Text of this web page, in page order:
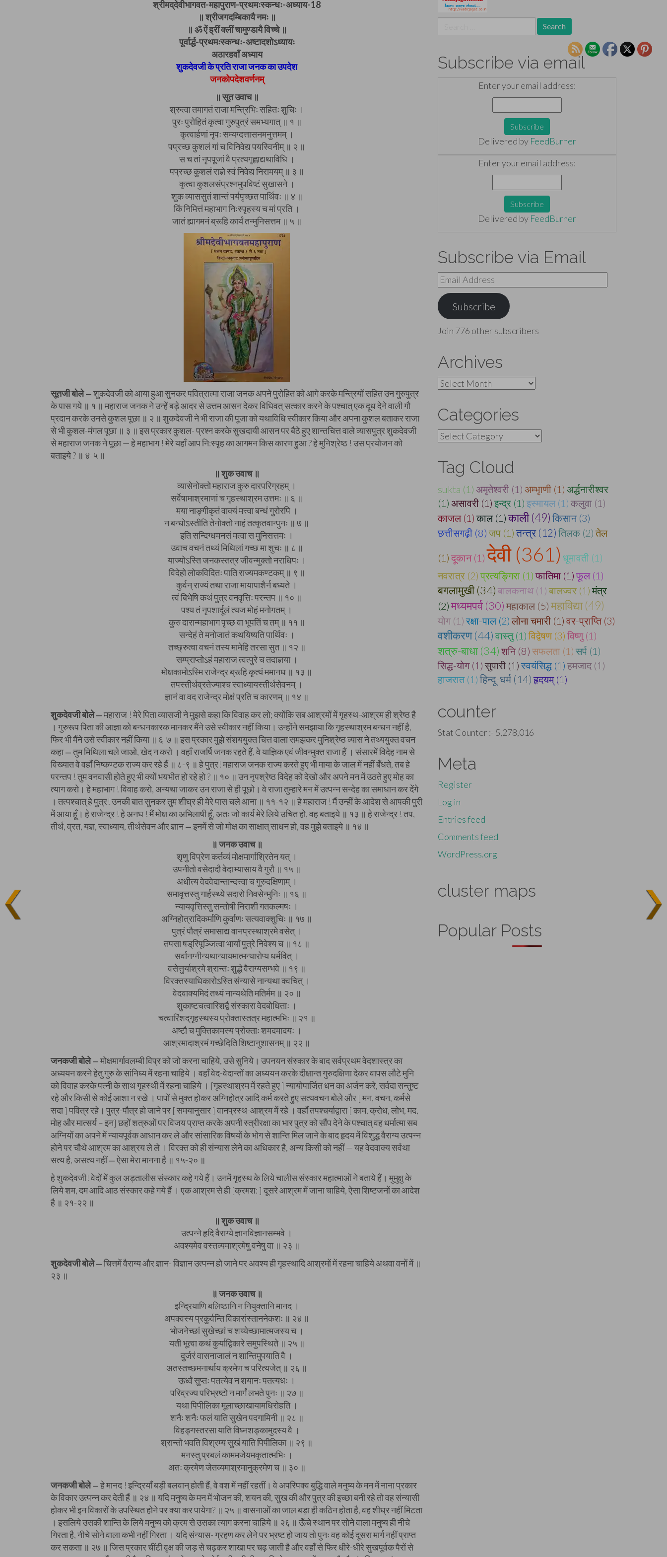
श्रीमद्‌देवीभागवत-महापुराण-प्रथमःस्कन्धः-अध्याय-18
॥ श्रीजगदम्बिकायै नमः ॥
॥ ॐ ऐं ह्रीं क्लीं चामुण्डायै विच्चे ॥
पूर्वार्द्ध-प्रथमःस्कन्धः-अष्टादशोऽध्यायः
अठारहवाँ अध्याय
शुकदेवजी के प्रति राजा जनक का उपदेश
जनकोपदेशवर्णनम्
॥ सूत उवाच ॥
श्रुत्वा तमागतं राजा मन्त्रिभिः सहितः शुचिः ।
पुरः पुरोहितं कृत्वा गुरुपुत्रं समभ्यगात् ॥ १ ॥
कृत्वार्हणां नृपः सम्यग्दत्तासनमनुत्तमम् ।
पप्रच्छ कुशलं गां च विनिवेद्य पयस्विनीम् ॥ २ ॥
स च तां नृपपूजां वै प्रत्यगृह्णाद्यथाविधि ।
पप्रच्छ कुशलं राज्ञे स्वं निवेद्य निरामयम् ॥ ३ ॥
कृत्वा कुशलसंप्रश्नमुपविष्टं सुखासने ।
शुक व्याससुतं शान्तं पर्यपृच्छत पार्थिवः ॥ ४ ॥
किं निमित्तं महाभाग निःस्पृहस्य च मां प्रति ।
जातं ह्यागमनं ब्रूहि कार्यं तन्मुनिसत्तम ॥ ५ ॥
सूतजी बोले— शुकदेवजी को आया हुआ सुनकर पवित्रात्मा राजा जनक अपने पुरोहित को आगे करके मन्त्रियों सहित उन गुरुपुत्र
के पास गये ॥ १ ॥ महाराज जनक ने उन्हें बड़े आदर से उत्तम आसन देकर विधिवत् सत्कार करने के पश्चात् एक दूध देने वाली गौ
प्रदान करके उनसे कुशल पूछा ॥ २ ॥ शुकदेवजी ने भी राजा की पूजा को यथाविधि स्वीकार किया और अपना कुशल बताकर राजा
से भी कुशल-मंगल पूछा ॥ ३ ॥ इस प्रकार कुशल- प्रश्न करके सुखदायी आसन पर बैठे हुए शान्तचित्त वाले व्यासपुत्र शुकदेवजी
से महाराज जनक ने पूछा — हे महाभाग ! मेरे यहाँ आप नि:स्पृह का आगमन किस कारण हुआ ? हे मुनिश्रेष्ठ ! उस प्रयोजन को
बताइये ? ॥ ४-५ ॥
॥ शुक उवाच ॥
व्यासेनोक्तो महाराज कुरु दारपरिग्रहम् ।
सर्वेषामाश्रमाणां च गृहस्थाश्रम उत्तमः ॥ ६ ॥
मया नाङ्गीकृतं वाक्यं मत्त्वा बन्धं गुरोरपि ।
न बन्धोऽस्तीति तेनोक्तो नाहं तत्कृतवान्पुनः ॥ ७ ॥
इति सन्दिग्धमनसं मत्वा स मुनिसत्तमः ।
उवाच वचनं तथ्यं मिथिलां गच्छ मा शुचः ॥ ८ ॥
याज्योऽस्ति जनकस्तत्र जीवन्मुक्तो नराधिपः ।
विदेहो लोकविदितः पाति राज्यमकण्टकम् ॥ ९ ॥
कुर्वन् राज्यं तथा राजा मायापाशैर्न बध्यते ।
त्वं बिभेषि कथं पुत्र वनवृत्तिः परन्तप ॥ १० ॥
पश्य तं नृपशार्दूलं त्यज मोहं मनोगतम् ।
कुरु दारान्महाभाग पृच्छ वा भूपतिं च तम् ॥ ११ ॥
सन्देहं ते मनोजातं कथयिष्यति पार्थिवः ।
तच्छ्रुत्वा वचनं तस्य मामेहि तरसा सुत ॥ १२ ॥
सम्प्राप्तोऽहं महाराज त्वत्पुरे च तदाज्ञया ।
मोक्षकामोऽस्मि राजेन्द्र ब्रूहि कृत्यं ममानघ ॥ १३ ॥
तपस्तीर्थव्रतेज्याश्च स्वाध्यायस्तीर्थसेवनम् ।
ज्ञानं वा वद राजेन्द्र मोक्षं प्रति च कारणम् ॥ १४ ॥
शुकदेवजी बोले— महाराज ! मेरे पिता व्यासजी ने मुझसे कहा कि विवाह कर लो; क्योंकि सब आश्रमों में गृहस्थ-आश्रम ही श्रेष्ठ है
। गुरुरूप पिता की आज्ञा को बन्धनकारक मानकर मैंने उसे स्वीकार नहीं किया। उन्होंने समझाया कि गृहस्थाश्रम बन्धन नहीं है,
फिर भी मैंने उसे स्वीकार नहीं किया ॥ ६-७ ॥ इस प्रकार मुझे संशययुक्त चित्त वाला समझकर मुनिश्रेष्ठ व्यास ने तथ्ययुक्त वचन
कहा— तुम मिथिला चले जाओ, खेद न करो । वहाँ राजर्षि जनक रहते हैं, वे याज्ञिक एवं जीवन्मुक्त राजा हैं । संसारमें विदेह नाम से
विख्यात वे वहाँ निष्कण्टक राज्य कर रहे हैं ॥ ८-९ ॥ हे पुत्र! महाराज जनक राज्य करते हुए भी माया के जाल में नहीं बँधते, तब हे
परन्तप ! तुम वनवासी होते हुए भी क्यों भयभीत हो रहे हो ? ॥ १० ॥ उन नृपश्रेष्ठ विदेह को देखो और अपने मन में उठते हुए मोह का
त्याग करो। हे महाभाग ! विवाह करो, अन्यथा जाकर उन राजा से ही पूछो। वे राजा तुम्हारे मन में उत्पन्न सन्देह का समाधान कर देंगे
। तत्पश्चात् हे पुत्र! उनकी बात सुनकर तुम शीघ्र ही मेरे पास चले आना ॥ ११-१२ ॥ हे महाराज ! मैं उन्हीं के आदेश से आपकी पुरी
में आया हूँ। हे राजेन्द्र ! हे अनघ ! मैं मोक्ष का अभिलाषी हूँ, अतः जो कार्य मेरे लिये उचित हो, वह बताइये ॥ १३ ॥ हे राजेन्द्र ! तप,
तीर्थ, व्रत, यज्ञ, स्वाध्याय, तीर्थसेवन और ज्ञान— इनमें से जो मोक्ष का साक्षात् साधन हो, वह मुझे बताइये ॥ १४ ॥
॥ जनक उवाच ॥
शृणु विप्रेण कर्तव्यं मोक्षमार्गाश्रितेन यत् ।
उपनीतो वसेदादौ वेदाभ्यासाय वै गुरौ ॥ १५ ॥
अधीत्य वेदवेदान्तान्दत्त्वा च गुरुदक्षिणाम् ।
समावृत्तस्तु गार्हस्थ्ये सदारो निवसेन्मुनिः ॥ १६ ॥
न्यायवृत्तिस्तु सन्तोषी निराशी गतकल्मषः ।
अग्निहोत्रादिकर्माणि कुर्वाणः सत्यवाक्शुचिः ॥ १७ ॥
पुत्रं पौत्रं समासाद्य वानप्रस्थाश्रमे वसेत् ।
तपसा षड्‌रिपूञ्जित्वा भार्यां पुत्रे निवेश्य च ॥ १८ ॥
सर्वानग्नीन्यथान्यायमात्मन्यारोप्य धर्मवित् ।
वसेत्तुर्याश्रमे श्रान्तः शुद्धे वैराग्यसम्भवे ॥ १९ ॥
विरक्तस्याधिकारोऽस्ति संन्यासे नान्यथा क्वचित् ।
वेदवाक्यमिदं तथ्यं नान्यथेति मतिर्मम ॥ २० ॥
शुकाष्टचत्वारिशद्वै संस्कारा वेदबोधिताः ।
चत्वारिंशद्‌गृहस्थस्य प्रोक्तास्तत्र महात्मभिः ॥ २१ ॥
अष्टौ च मुक्तिकामस्य प्रोक्ताः शमदमादयः ।
आश्रमादाश्रमं गच्छेदिति शिष्टानुशासनम् ॥ २२ ॥
जनकजी बोले— मोक्षमार्गावलम्बी विप्र को जो करना चाहिये, उसे सुनिये। उपनयन संस्कार के बाद सर्वप्रथम वेदशास्त्र का
अध्ययन करने हेतु गुरु के सांनिध्य में रहना चाहिये । वहाँ वेद-वेदान्तों का अध्ययन करके दीक्षान्त गुरुदक्षिणा देकर वापस लौटे मुनि
को विवाह करके पत्नी के साथ गृहस्थी में रहना चाहिये । [गृहस्थाश्रम में रहते हुए ] न्यायोपार्जित धन का अर्जन करे, सर्वदा सन्तुष्ट
रहे और किसी से कोई आशा न रखे । पापों से मुक्त होकर अग्निहोत्र आदि कर्म करते हुए सत्यवचन बोले और [ मन, वचन, कर्मसे
सदा ] पवित्र रहे। पुत्र-पौत्र हो जाने पर [ समयानुसार ] वानप्रस्थ-आश्रम में रहे । वहाँ तपश्चर्याद्वारा [ काम, क्रोध, लोभ, मद,
मोह और मात्सर्य – इन] छहों शत्रुओं पर विजय प्राप्त करके अपनी स्त्रीरक्षा का भार पुत्र को सौंप देने के पश्चात् वह धर्मात्मा सब
अग्नियों का अपने में न्यायपूर्वक आधान कर ले और सांसारिक विषयों के भोग से शान्ति मिल जाने के बाद हृदय में विशुद्ध वैराग्य उत्पन्न
होने पर चौथे आश्रम का आश्रय ले ले । विरक्त को ही संन्यास लेने का अधिकार है, अन्य किसी को नहीं — यह वेदवाक्य सर्वथा
सत्य है, असत्य नहीं— ऐसा मेरा मानना है ॥ १५-२० ॥
हे शुकदेवजी! वेदों में कुल अड़तालीस संस्कार कहे गये हैं। उनमें गृहस्थ के लिये चालीस संस्कार महात्माओं ने बताये हैं। मुमुक्षु के
लिये शम, दम आदि आठ संस्कार कहे गये हैं । एक आश्रम से ही [क्रमश: ] दूसरे आश्रम में जाना चाहिये, ऐसा शिष्टजनों का आदेश
है ॥ २१-२२ ॥
॥ शुक उवाच ॥
उत्पन्ने हृदि वैराग्ये ज्ञानविज्ञानसम्भवे ।
अवश्यमेव वस्तव्यमाश्रमेषु वनेषु वा ॥ २३ ॥
शुकदेवजी बोले— चित्तमें वैराग्य और ज्ञान- विज्ञान उत्पन्न हो जाने पर अवश्य ही गृहस्थादि आश्रमों में रहना चाहिये अथवा वनों में ॥
२३ ॥
॥ जनक उवाच ॥
इन्द्रियाणि बलिष्ठानि न नियुक्तानि मानद ।
अपक्वस्य प्रकुर्वन्ति विकारांस्ताननेकशः ॥ २४ ॥
भोजनेच्छां सुखेच्छां च शय्येच्छामात्मजस्य च ।
यती भूत्वा कथं कुर्याद्विकारे समुपस्थिते ॥ २५ ॥
दुर्जरं वासनाजालं न शान्तिमुपयाति वै ।
अतस्तच्छमनार्थाय क्रमेण च परित्यजेत् ॥ २६ ॥
ऊर्ध्वं सुप्तः पतत्येव न शयानः पतत्यधः ।
परिव्रज्य परिभ्रष्टो न मार्गं लभते पुनः ॥ २७ ॥
यथा पिपीलिका मूलाच्छाखायामधिरोहति ।
शनैः शनैः फलं याति सुखेन पदगामिनी ॥ २८ ॥
विहङ्गस्तरसा याति विघ्नशङ्कामुदस्य वै ।
श्रान्तो भवति विश्रम्य सुखं याति पिपीलिका ॥ २९ ॥
मनस्तु प्रबलं काममजेयमकृतात्मभिः ।
अतः क्रमेण जेतव्यमाश्रमानुक्रमेण च ॥ ३० ॥
जनकजी बोले— हे मानद ! इन्द्रियाँ बड़ी बलवान् होती हैं, वे वश में नहीं रहतीं। वे अपरिपक्व बुद्धि वाले मनुष्य के मन में नाना प्रकार
के विकार उत्पन्न कर देती हैं ॥ २४ ॥ यदि मनुष्य के मन में भोजन की, शयन की, सुख की और पुत्र की इच्छा बनी रहे तो वह संन्यासी
होकर भी इन विकारों के उपस्थित होने पर क्या कर पायेगा? ॥ २५ ॥ वासनाओं का जाल बड़ा ही कठिन होता है, वह शीघ्र नहीं मिटता
। इसलिये उसकी शान्ति के लिये मनुष्य को क्रम से उसका त्याग करना चाहिये ॥ २६ ॥ ऊँचे स्थान पर सोने वाला मनुष्य ही नीचे
गिरता है, नीचे सोने वाला कभी नहीं गिरता । यदि संन्यास- ग्रहण कर लेने पर भ्रष्ट हो जाय तो पुनः वह कोई दूसरा मार्ग नहीं प्राप्त
कर सकता ॥ २७ ॥ जिस प्रकार चींटी वृक्ष की जड़ से चढ़कर शाखा पर चढ़ जाती है और वहाँ से फिर धीरे-धीरे सुखपूर्वक पैरों से
for:
Subscribe via email
Enter your email address:
Delivered by FeedBurner
Enter your email address:
Delivered by FeedBurner
Subscribe via Email
Email
Address
Subscribe
Join 776 other subscribers
Archives
Archives
Categories
Categories
Tag Cloud
sukta (1) अमृतेश्वरी (1) अम्भृाणी (1) अर्द्धनारीश्वर
(1) असावरी (1) इन्द्र (1) इस्मायल (1) कलुवा (1)
काजल (1) काल (1) काली (49) किसान (3)
छत्तीसगढ़ी (8) जप (1) तन्त्र (12) तिलक (2) तेल
(1) दूकान (1) देवी (361) धूमावती (1)
नवरात्र (2) प्रत्यङ्गिरा (1) फातिमा (1) फूल (1)
बगलामुखी (34) बालकनाथ (1) बालज्वर (1) मंत्र
(2) मध्यमपर्व (30) महाकाल (5) महाविद्या (49)
योग (1) रक्षा-पाल (2) लोना चमारी (1) वर-प्राप्ति (3)
वशीकरण (44) वास्तु (1) विद्वेषण (3) विष्णु (1)
शत्रु-बाधा (34) शनि (8) सफलता (1) सर्प (1)
सिद्ध-योग (1) सुपारी (1) स्वयंसिद्ध (1) हमजाद (1)
हाजरात (1) हिन्दू-धर्म (14) हृदयम् (1)
counter
Stat Counter :- 5,278,016
Meta
Register
Log in
Entries feed
Comments feed
WordPress.org
cluster maps
Popular Posts